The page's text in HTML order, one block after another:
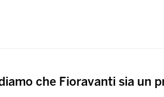
che Fioravanti sia un